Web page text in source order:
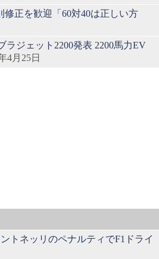
修正を歓迎「60対40は正しい方
ラジェット2200発表 2200馬力EV
4月25日
トネッリのペナルティでF1ドライ